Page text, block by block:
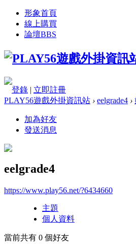
形象首頁
線上購買
論壇BBS
登錄 | 立即註冊
PLAY56遊戲外掛資訊站 › eelgrade4 ›
加為好友
發送消息
eelgrade4
https://www.play56.net/?6434660
主題
個人資料
當前共有 0 個好友